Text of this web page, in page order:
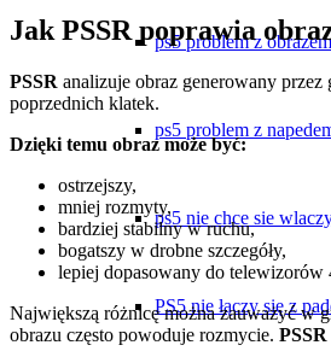
ps5 problem z obrazem
ps5 problem z
ps5 nie chce sie
PS5 nie łączy się z
Jak PSSR poprawia
PSSR analizuje obraz generowany
poprzednich klatek.
Dzięki temu obraz może być:
ostrzejszy,
mniej rozmyty,
bardziej stabilny w ruchu,
bogatszy w drobne szczegóły,
lepiej dopasowany do telewizorów
Największą różnicę można zauważyć w
obrazu często powoduje rozmycie. PSSR